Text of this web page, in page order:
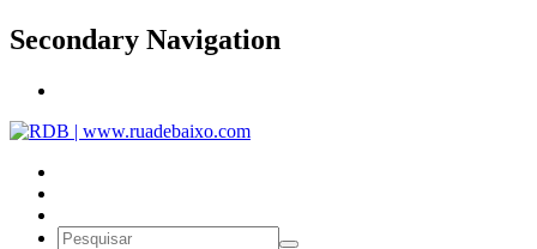
Secondary Navigation